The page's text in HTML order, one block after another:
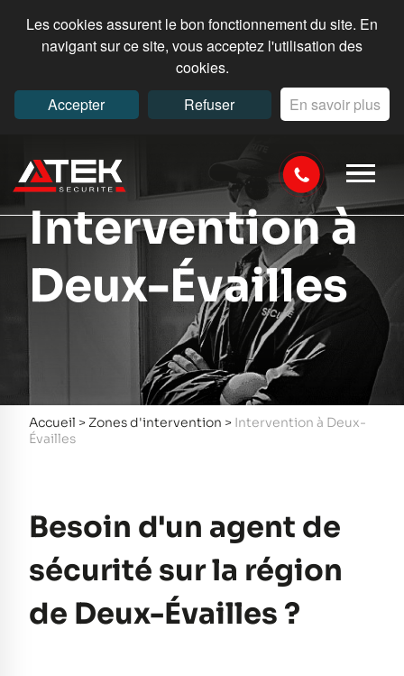
Les cookies assurent le bon fonctionnement du site. En
navigant sur ce site, vous acceptez l'utilisation des
cookies.
Accepter
Refuser En savoir plus
Intervention à
Deux-Évailles
Accueil > Zones d'intervention > Intervention à Deux-
Évailles
Besoin d'un agent de
sécurité sur la région
de Deux-Évailles ?